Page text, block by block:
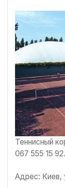
Теннисный
067 555 15 92.
Адрес: Киев,